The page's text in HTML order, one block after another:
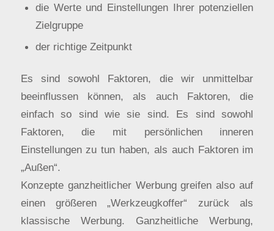
die Werte und Einstellungen Ihrer potenziellen
Zielgruppe
der richtige Zeitpunkt
Es sind sowohl Faktoren, die wir unmittelbar
beeinflussen können, als auch Faktoren, die
einfach so sind wie sie sind. Es sind sowohl
Faktoren, die mit persönlichen inneren
Einstellungen zu tun haben, als auch Faktoren im
„Außen“.
Konzepte ganzheitlicher Werbung greifen also auf
einen größeren „Werkzeugkoffer“ zurück als
klassische Werbung. Ganzheitliche Werbung,